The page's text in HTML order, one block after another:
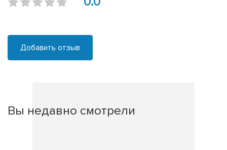
Добавить отзыв
Вы недавно смотрели